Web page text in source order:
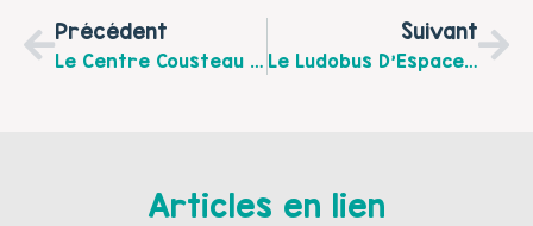
Précédent
Le Centre Cousteau À Marck Vous Propose Des Ateliers Parents Enfants Pendant Les Vacances De Février 2020
Suivant
Le Ludobus D'Espace Centre Propose Aux Adhérents Une Livraison De Jeux À Domicile : Empruntez 1 Ou 2 Jeux Pour 15 Jours, Gratuit. Réservation Le Lundi De 10à 12 H Et De 17 À 18 H Au 07.68.91.60.83
Articles en lien